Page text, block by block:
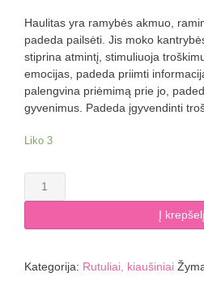
Haulitas yra ramybės akmuo,
padeda pailsėti. Jis moko
stiprina atmintį, stimuliuoja
emocijas, padeda priimti
palengvina priėmimą prie jo,
gyvenimus. Padeda įgyvendinti
Liko 3
produkto
sfera
cm
Į krepšelį
Kategorija: Rutuliai, kiaušiniai